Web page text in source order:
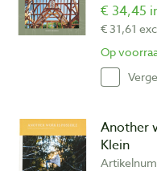
€ 34,45
€ 31,61
Op
Another
Klein